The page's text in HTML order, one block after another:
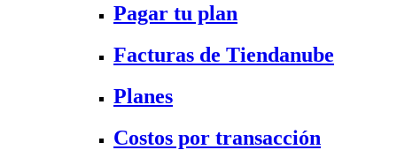
Pagar tu plan
Facturas de Tiendanube
Planes
Costos por transacción